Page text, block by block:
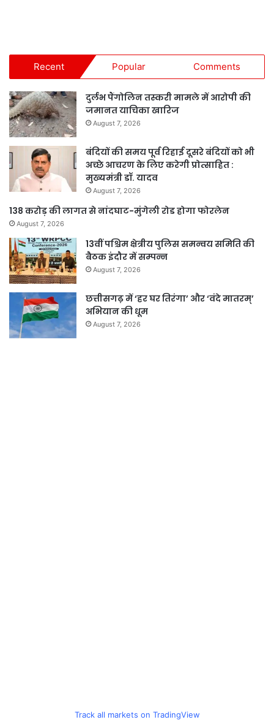
Recent Popular Comments
दुर्लभ पैंगोलिन तस्करी मामले में आरोपी की
जमानत याचिका खारिज
August 7, 2026
बंदियों की समय पूर्व रिहाई दूसरे बंदियों को भी
अच्छे आचरण के लिए करेगी प्रोत्साहित :
मुख्यमंत्री डॉ. यादव
August 7, 2026
138 करोड़ की लागत से नांदघाट-मुंगेली रोड होगा फोरलेन
August 7, 2026
13वीं पश्चिम क्षेत्रीय पुलिस समन्वय समिति की
बैठक इंदौर में सम्पन्न
August 7, 2026
छत्तीसगढ़ में ‘हर घर तिरंगा’ और ‘वंदे मातरम्’
अभियान की धूम
August 7, 2026
Track all markets on TradingView